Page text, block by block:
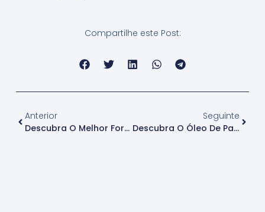
Compartilhe este Post:
Anterior
Descubra O Melhor Fornecedor De Óleo De Palmiste Em Rio De Janeiro
Seguinte
Descubra O Óleo De Palmiste Em Paraná: Fornecedores E Benefícios